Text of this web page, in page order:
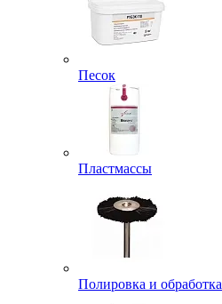
Песок
Пластмассы
Полировка и обработка